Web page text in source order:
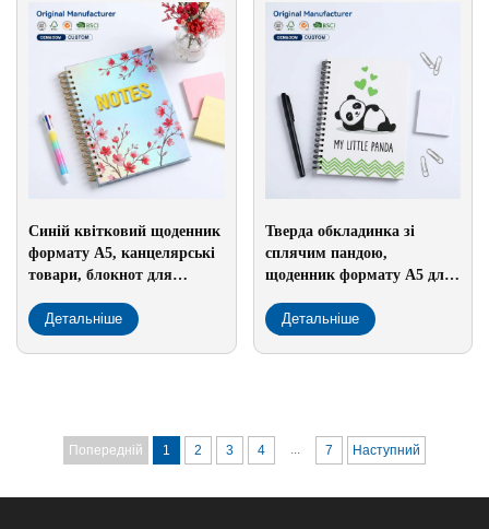
Синій квітковий щоденник
формату А5, канцелярські
товари, блокнот для
приладдя з жовтим
акцентом тексту
Детальніше
Тверда обкладинка зі
сплячим пандою,
щоденник формату А5 для
друкованим зеленим
малюнком серця, міцний
Детальніше
Попередній 1 2 3 4 ... 7 Наступний